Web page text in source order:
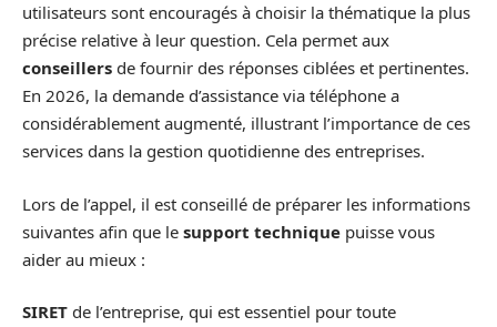
utilisateurs sont encouragés à choisir la thématique la plus
précise relative à leur question. Cela permet aux
conseillers de fournir des réponses ciblées et pertinentes.
En 2026, la demande d’assistance via téléphone a
considérablement augmenté, illustrant l’importance de ces
services dans la gestion quotidienne des entreprises.
Lors de l’appel, il est conseillé de préparer les informations
suivantes afin que le support technique puisse vous
aider au mieux :
SIRET de l’entreprise, qui est essentiel pour toute